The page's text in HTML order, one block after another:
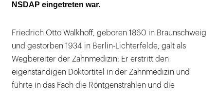
NSDAP eingetreten war.
Friedrich Otto Walkhoff, geboren 1860 in Braunschweig
und gestorben 1934 in Berlin-Lichterfelde, galt als
Wegbereiter der Zahnmedizin: Er erstritt den
eigenständigen Doktortitel in der Zahnmedizin und
führte in das Fach die Röntgenstrahlen und die